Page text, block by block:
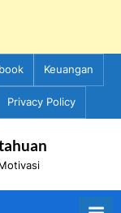
Keuangan
Privacy Policy